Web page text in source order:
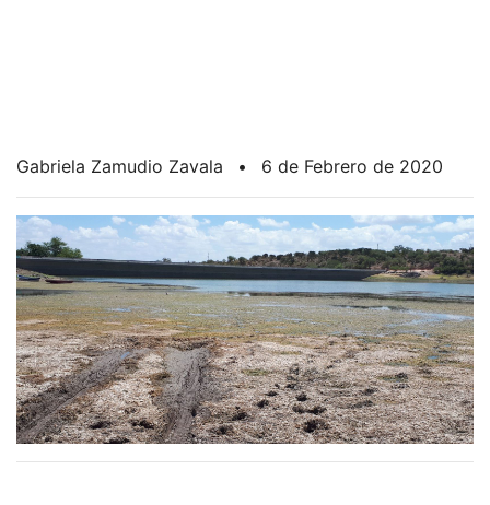
Gabriela Zamudio Zavala • 6 de Febrero de 2020